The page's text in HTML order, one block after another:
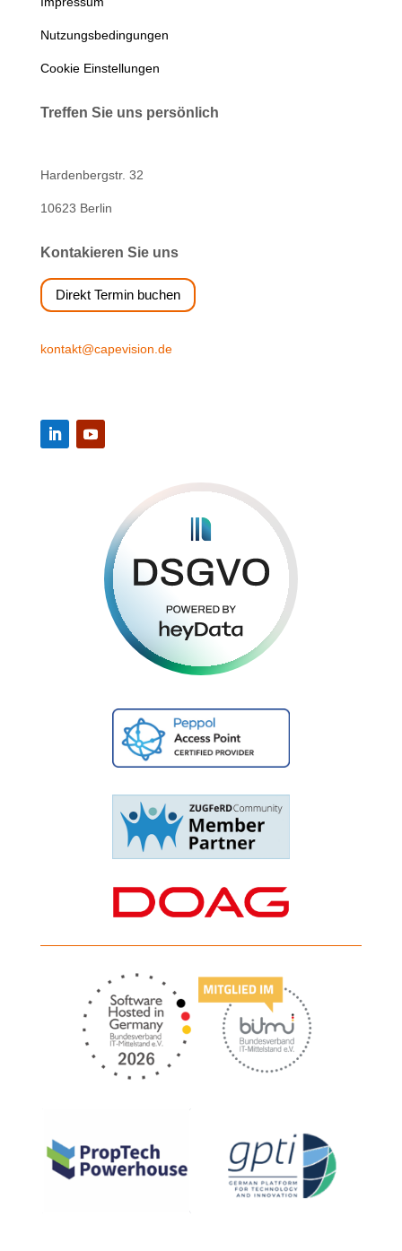
Nutzungsbedingungen
Cookie Einstellungen
Treffen Sie uns persönlich
Hardenbergstr. 32
10623 Berlin
Kontakieren Sie uns
Direkt Termin buchen
kontakt@capevision.de